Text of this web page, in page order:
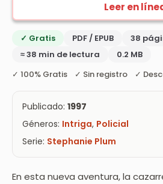
Leer en
✓ Gratis PDF / EPUB
38
≈ 38 min de lectura
0.2 MB
✓ 100% Gratis ✓ Sin registro ✓
Publicado: 1997
Géneros: Intriga, Policial
Serie: Stephanie Plum
En esta nueva aventura, la